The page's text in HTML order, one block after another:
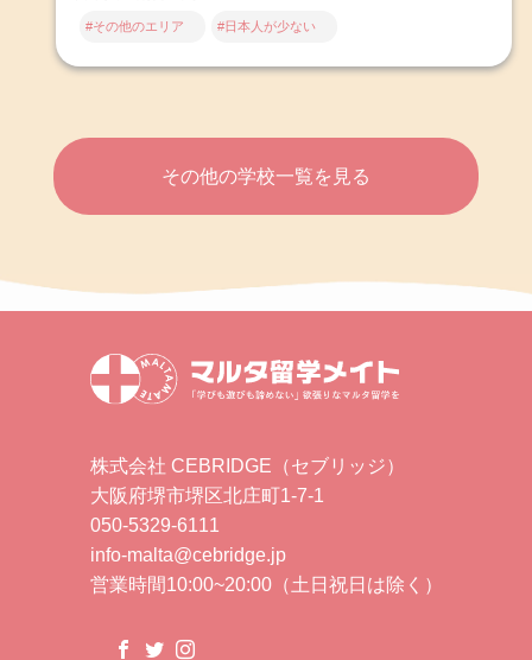
#その他のエリア #日本人が少ない
その他の学校一覧を見る
株式会社 CEBRIDGE（セブリッジ）
大阪府堺市堺区北庄町1-7-1
050-5329-6111
info-malta@cebridge.jp
営業時間10:00~20:00（土日祝日は除く）